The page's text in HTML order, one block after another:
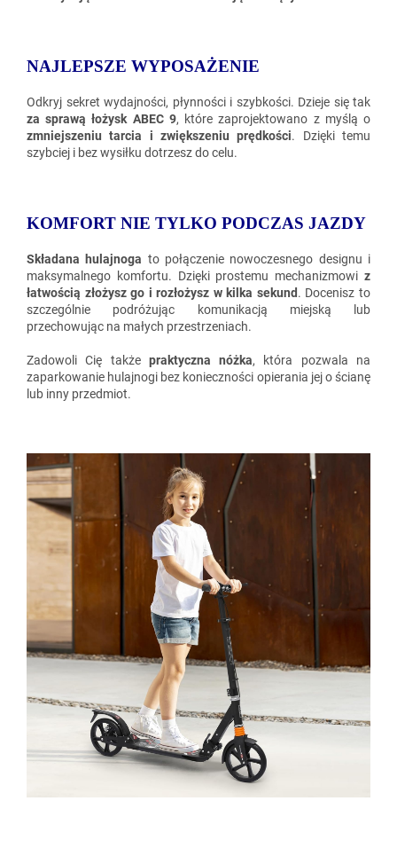
NAJLEPSZE WYPOSAŻENIE
Odkryj sekret wydajności, płynności i szybkości. Dzieje się tak
za sprawą łożysk ABEC 9, które zaprojektowano z myślą o
zmniejszeniu tarcia i zwiększeniu prędkości. Dzięki temu
szybciej i bez wysiłku dotrzesz do celu.
KOMFORT NIE TYLKO PODCZAS JAZDY
Składana hulajnoga to połączenie nowoczesnego designu i
maksymalnego komfortu. Dzięki prostemu mechanizmowi z
łatwością złożysz go i rozłożysz w kilka sekund. Docenisz to
szczególnie podróżując komunikacją miejską lub
przechowując na małych przestrzeniach.
Zadowoli Cię także praktyczna nóżka, która pozwala na
zaparkowanie hulajnogi bez konieczności opierania jej o ścianę
lub inny przedmiot.